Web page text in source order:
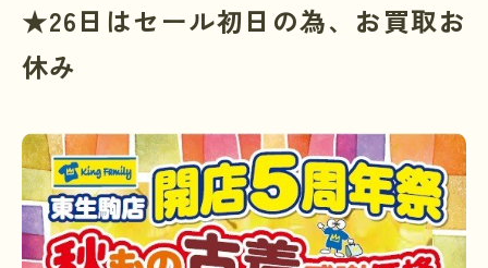
★26日はセール初日の為、お買取お
休み